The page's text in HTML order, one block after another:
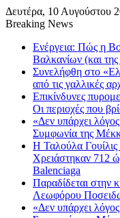
Δευτέρα, 10 Αυγούστου
Breaking News
Ενέργεια: Πώς η
Βαλκανίων (και
Συνελήφθη στο
από τις γαλλικές
Επικίνδυνες
Οι περιοχές που
«Δεν υπάρχει
Συμφωνία της
Η Ταλούλα Γουίλις
Χρειάστηκαν 712
Balenciaga
Παραδίδεται στην
Λεωφόρου
«Δεν υπάρχει